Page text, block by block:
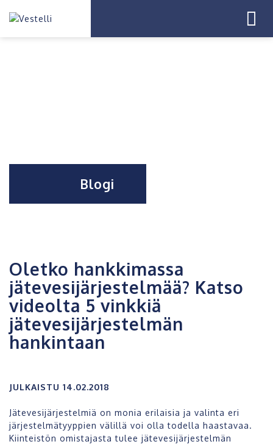
Blogi
Oletko hankkimassa
jätevesijärjestelmää? Katso
videolta 5 vinkkiä
jätevesijärjestelmän
hankintaan
JULKAISTU 14.02.2018
Jätevesijärjestelmiä on monia erilaisia ja valinta eri
järjestelmätyyppien välillä voi olla todella haastavaa.
Kiinteistön omistajasta tulee jätevesijärjestelmän